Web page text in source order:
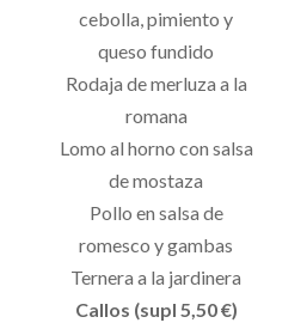
cebolla, pimiento y
queso fundido
Rodaja de merluza a la
romana
Lomo al horno con salsa
de mostaza
Pollo en salsa de
romesco y gambas
Ternera a la jardinera
Callos (supl 5,50 €)